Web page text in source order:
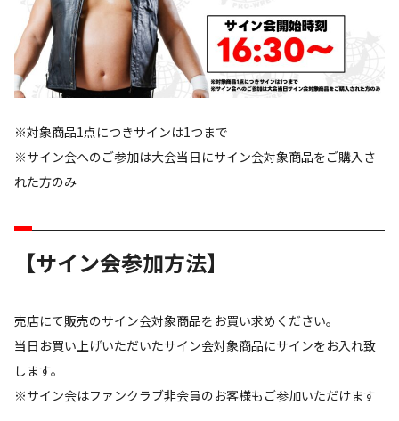
※対象商品1点につきサインは1つまで
※サイン会へのご参加は大会当日にサイン会対象商品をご購入さ
れた方のみ
【サイン会参加方法】
売店にて販売のサイン会対象商品をお買い求めください。
当日お買い上げいただいたサイン会対象商品にサインをお入れ致
します。
※サイン会はファンクラブ非会員のお客様もご参加いただけます